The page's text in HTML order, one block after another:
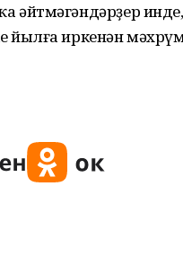
әйтмәгәндәрҙер
йылға иркенән